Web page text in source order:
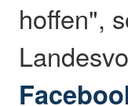
hoffen",